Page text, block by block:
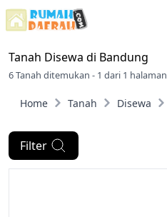
Tanah Disewa di Bandung
6 Tanah ditemukan - 1 dari 1 halaman
Home Tanah Disewa
Filter